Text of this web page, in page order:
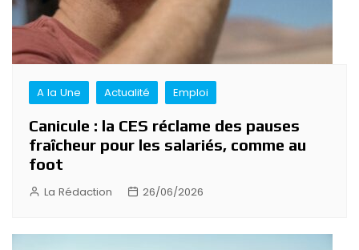
A la Une Actualité Emploi
Canicule : la CES réclame des pauses
fraîcheur pour les salariés, comme au
foot
La Rédaction 26/06/2026